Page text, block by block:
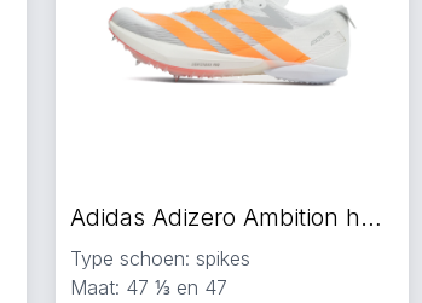
Adidas Adizero Ambition hardloopschoenen wit
Type schoen: spikes
Maat: 47 ⅓ en 47